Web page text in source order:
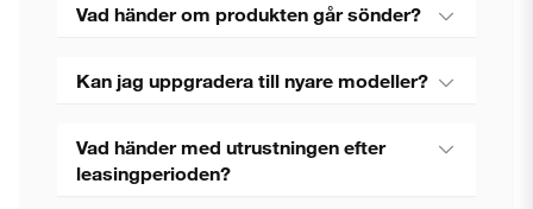
Vad händer om produkten går sönder?
Kan jag uppgradera till nyare modeller?
Vad händer med utrustningen efter
leasingperioden?